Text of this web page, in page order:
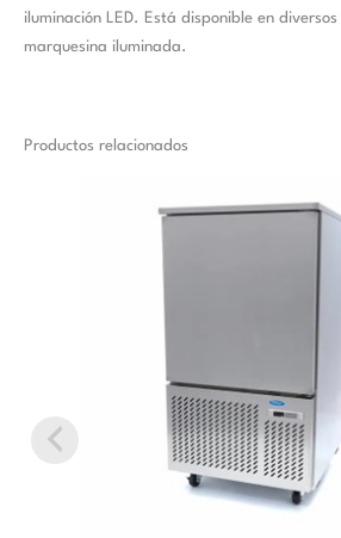
iluminación LED. Está disponible en
marquesina iluminada.
Productos relacionados
original